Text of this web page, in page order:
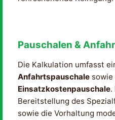
Pauschalen &
Die Kalkulation umfasst
Anfahrtspauschale sowie
Einsatzkostenpauschale.
Bereitstellung des
sowie die Vorhaltung